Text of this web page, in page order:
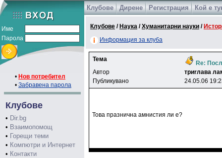
Games
Име
Парола
• Нов потребител
• Забравена парола
Клубове
• Dir.bg
• Взаимопомощ
• Горещи теми
• Компютри и Интернет
• Контакти
Клубове Дирене Регистрация Кой е
Клубове / Наука /Хуманитарни науки /
Информация за клуба
Тема
Re:
Автор
тpиrлaвa
Публикувано
24.05.06
Това празнична амнистия ли е?